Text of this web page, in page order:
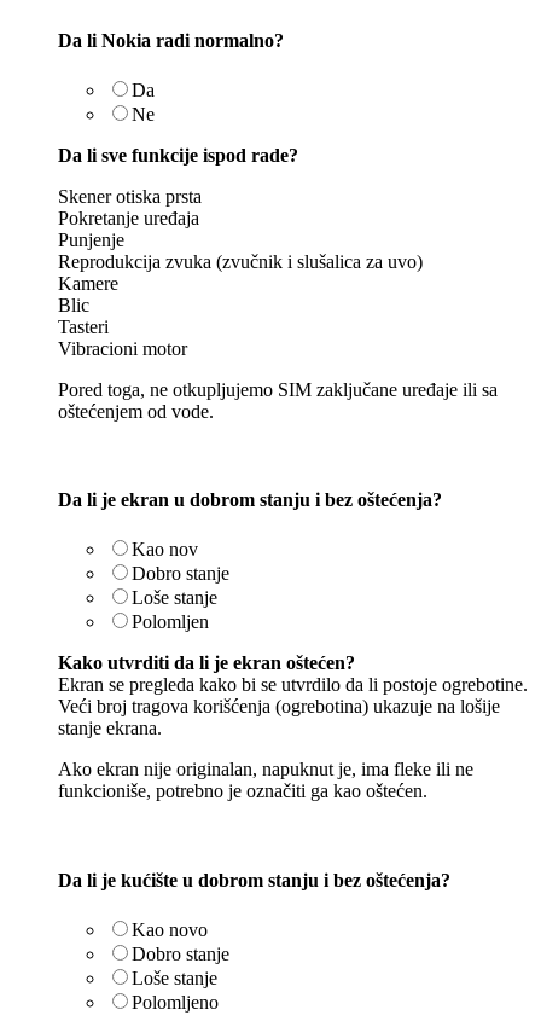
Da li Nokia radi normalno?
Da
Ne
Da li sve funkcije ispod rade?
Skener otiska prsta
Pokretanje uređaja
Punjenje
Reprodukcija zvuka (zvučnik i slušalica za uvo)
Kamere
Blic
Tasteri
Vibracioni motor
Pored toga, ne otkupljujemo SIM zaključane uređaje ili sa
oštećenjem od vode.
Da li je ekran u dobrom stanju i bez oštećenja?
Kao nov
Dobro stanje
Loše stanje
Polomljen
Kako utvrditi da li je ekran oštećen?
Ekran se pregleda kako bi se utvrdilo da li postoje ogrebotine.
Veći broj tragova korišćenja (ogrebotina) ukazuje na lošije
stanje ekrana.
Ako ekran nije originalan, napuknut je, ima fleke ili ne
funkcioniše, potrebno je označiti ga kao oštećen.
Da li je kućište u dobrom stanju i bez oštećenja?
Kao novo
Dobro stanje
Loše stanje
Polomljeno